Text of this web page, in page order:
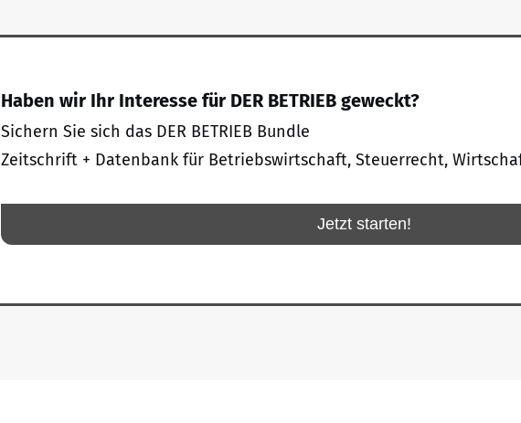
Haben wir Ihr Interesse für DER BETRIEB geweckt?
Sichern Sie sich das DER BETRIEB Bundle
Zeitschrift + Datenbank für Betriebswirtschaft, Steuerrecht,
Jetzt starten!